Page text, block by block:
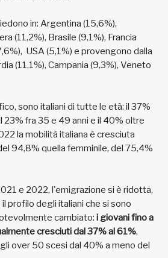
in: Argentina (15,6%),
(11,2%), Brasile (9,1%), Francia
USA (5,1%) e provengono dalla
(11,1%), Campania (9,3%), Veneto
sono italiani di tutte le età: il 37%
23% fra 35 e 49 anni e il 40% oltre
la mobilità italiana è cresciuta
94,8% quella femminile, del 75,4%
e 2022, l'emigrazione si è ridotta,
profilo degli italiani che si sono
cambiato: i giovani fino a
cresciuti dal 37% al 61%,
over 50 scesi dal 40% a meno del